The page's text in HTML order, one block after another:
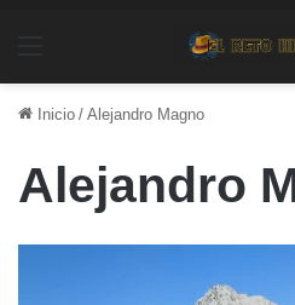
Inicio / Alejandro Magno
Alejandro